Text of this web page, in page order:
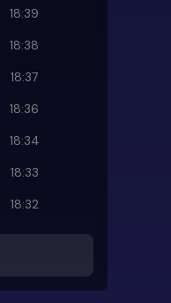
18:39
18:38
18:37
18:36
18:34
18:33
18:32